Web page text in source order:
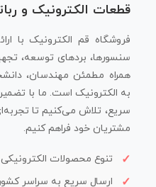
قطعات الکترونیک و
فروشگاه قم الکترونیک با
سنسورها، بردهای توسعه،
همراه مطمئن مهندسان،
به الکترونیک است. ما با
سریع، تلاش می‌کنیم تا
مشتریان خود فراهم کنیم.
تنوع محصولات
ارسال سریع به سراسر کشور